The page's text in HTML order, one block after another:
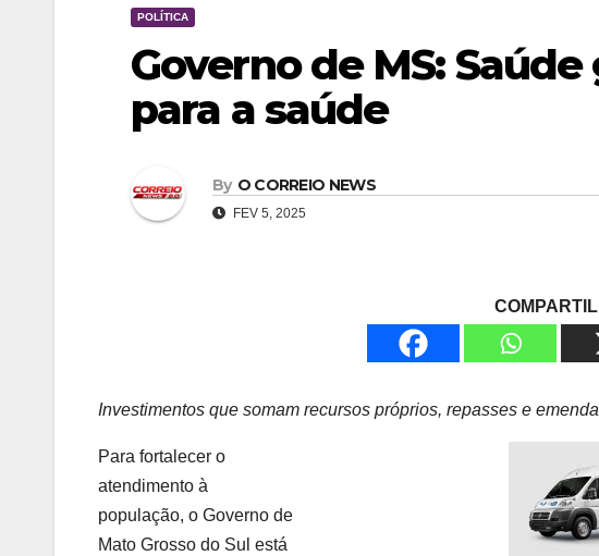
POLÍTICA
Governo de MS:
para a saúde
By O CORREIO NEWS
FEV 5, 2025
Investimentos que somam recursos próprios, repasses e
Para fortalecer o
atendimento à
população, o Governo de
Mato Grosso do Sul está